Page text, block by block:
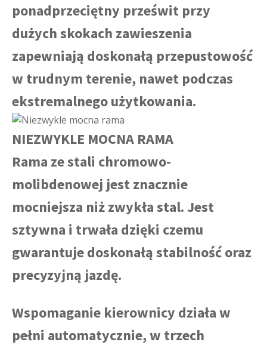
ponadprzeciętny prześwit przy
dużych skokach zawieszenia
zapewniają doskonałą przepustowość
w trudnym terenie, nawet podczas
ekstremalnego użytkowania.
NIEZWYKLE MOCNA RAMA
Rama ze stali chromowo-
molibdenowej jest znacznie
mocniejsza niż zwykła stal. Jest
sztywna i trwała dzięki czemu
gwarantuje doskonałą stabilność oraz
precyzyjną jazdę.
Wspomaganie kierownicy działa w
pełni automatycznie, w trzech